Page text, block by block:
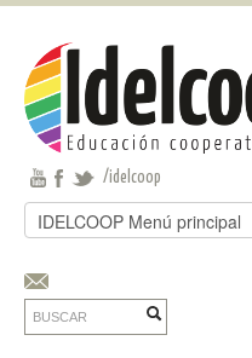
Pasar al contenido principal
Jump to main content
/idelcoop
Formulario